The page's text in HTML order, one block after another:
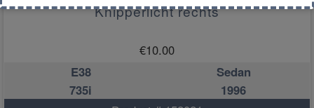
Knipperlicht rechts
€10.00
E38
Sedan
735i
1996